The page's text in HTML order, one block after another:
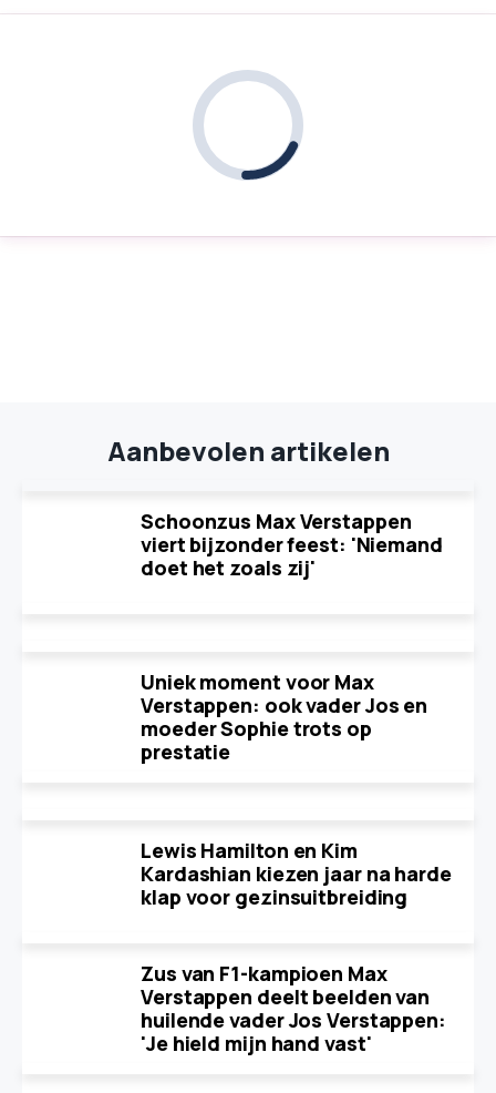
Aanbevolen artikelen
Schoonzus Max Verstappen
viert bijzonder feest: 'Niemand
doet het zoals zij'
Uniek moment voor Max
Verstappen: ook vader Jos en
moeder Sophie trots op
prestatie
Lewis Hamilton en Kim
Kardashian kiezen jaar na harde
klap voor gezinsuitbreiding
Zus van F1-kampioen Max
Verstappen deelt beelden van
huilende vader Jos Verstappen:
'Je hield mijn hand vast'